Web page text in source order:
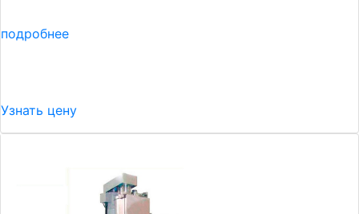
подробнее
Узнать цену